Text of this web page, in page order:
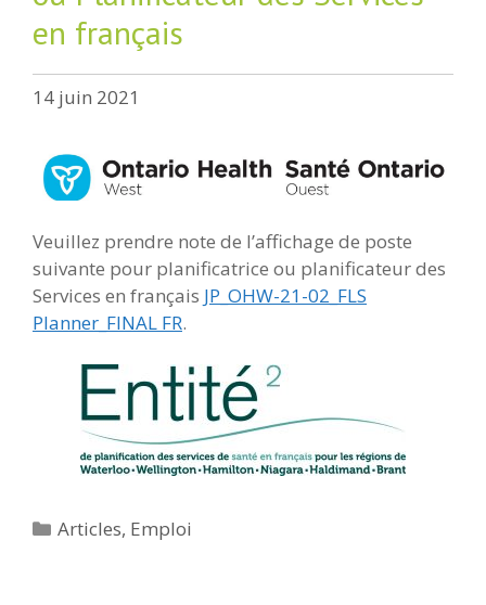
en français
14 juin 2021
Veuillez prendre note de l’affichage de poste
suivante pour planificatrice ou planificateur des
Services en français JP_OHW-21-02_FLS
Planner_FINAL FR.
Catégories
Articles, Emploi